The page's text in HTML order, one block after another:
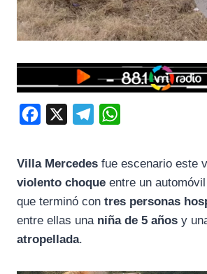
b
o
o
g
t
s
A
Villa Mercedes fue escenario este
violento choque entre un
que terminó con tres personas
entre ellas una niña de 5 años y
atropellada.